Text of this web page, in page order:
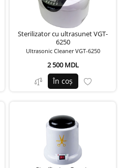
Sterilizator cu ultrasunet VGT-
6250
Ultrasonic Cleaner VGT-6250
2 500 MDL
În coș